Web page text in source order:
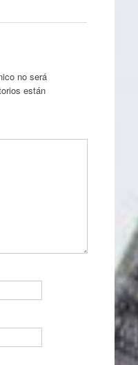
no será
están